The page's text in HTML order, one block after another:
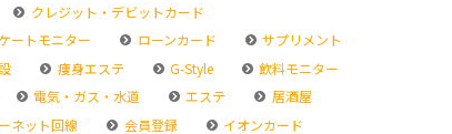
クレジット・デビットカード
ートモニター ローンカード
サプリメント
痩身エステ G-Style
飲料モニター
電気・ガス・水道 エステ
居酒屋
ネット回線 会員登録
イオンカード